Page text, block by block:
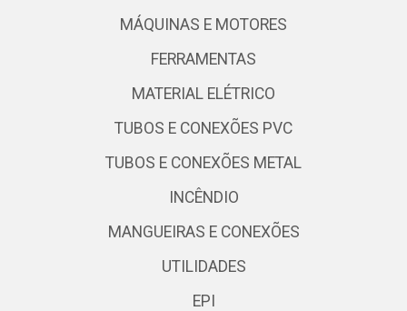
MÁQUINAS E MOTORES
FERRAMENTAS
MATERIAL ELÉTRICO
TUBOS E CONEXÕES PVC
TUBOS E CONEXÕES METAL
INCÊNDIO
MANGUEIRAS E CONEXÕES
UTILIDADES
EPI